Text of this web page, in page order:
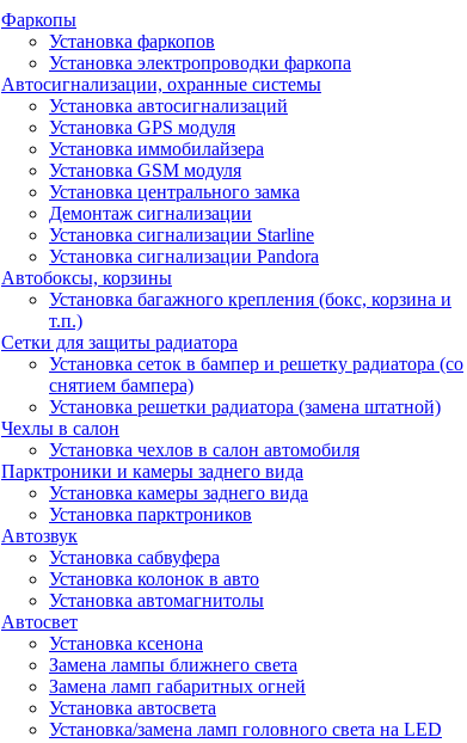
Фаркопы
Установка фаркопов
Установка электропроводки фаркопа
Автосигнализации, охранные системы
Установка автосигнализаций
Установка GPS модуля
Установка иммобилайзера
Установка GSM модуля
Установка центрального замка
Демонтаж сигнализации
Установка сигнализации Starline
Установка сигнализации Pandora
Автобоксы, корзины
Установка багажного крепления (бокс, корзина и
т.п.)
Сетки для защиты радиатора
Установка сеток в бампер и решетку радиатора (со
снятием бампера)
Установка решетки радиатора (замена штатной)
Чехлы в салон
Установка чехлов в салон автомобиля
Парктроники и камеры заднего вида
Установка камеры заднего вида
Установка парктроников
Автозвук
Установка сабвуфера
Установка колонок в авто
Установка автомагнитолы
Автосвет
Установка ксенона
Замена лампы ближнего света
Замена ламп габаритных огней
Установка автосвета
Установка/замена ламп головного света на LED